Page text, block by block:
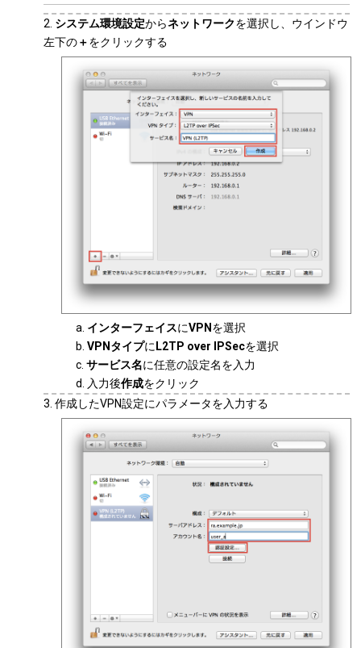
システム環境設定からネットワークを選択し、ウインドウ
左下の＋をクリックする
インターフェイスにVPN を選択
VPNタイプに L2TP over IPSecを選択
サービス名に任意の設定名を入力
入力後作成をクリック
作成したVPN設定にパラメータを入力する